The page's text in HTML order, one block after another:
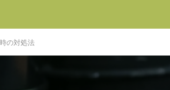
の対処法